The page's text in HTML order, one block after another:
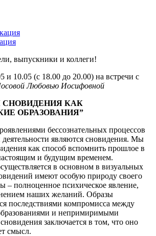
выпускники и коллеги!
и 10.05 (с 18.00 до 20.00) на встречи с
Любовью Иосифовной
СНОВИДЕНИЯ КАК
ОБРАЗОВАНИЯ”
бессознательных процессов
являются сновидения. Мы
как способ вспомнить прошлое в
и будущим временем.
в основном в визуальных
имеют особую природу своего
– полноценное психическое явление,
наших желаний. Образы
последствиями компромисса между
и непримиримыми
заключается в том, что оно
смысл.